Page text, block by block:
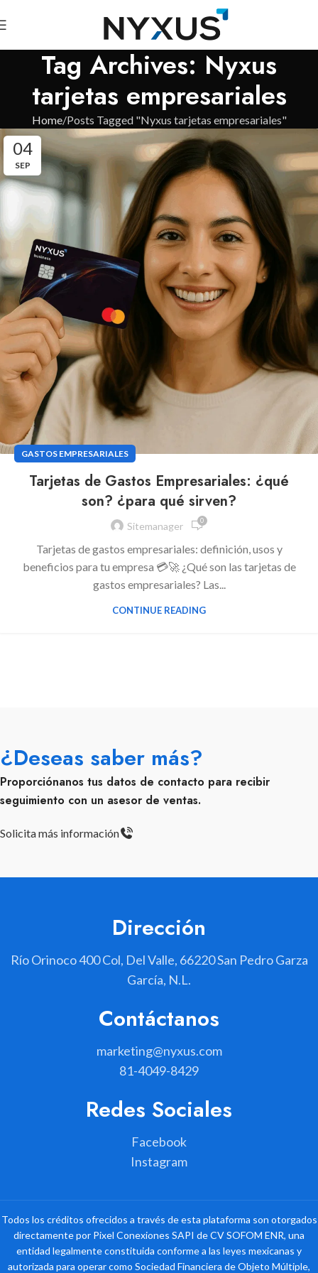
Tag Archives: Nyxus
tarjetas empresariales
Home Posts Tagged "Nyxus tarjetas empresariales"
04
SEP
GASTOS EMPRESARIALES
Tarjetas de Gastos Empresariales: ¿qué
son? ¿para qué sirven?
Sitemanager 0
Tarjetas de gastos empresariales: definición, usos y
beneficios para tu empresa 💳🚀 ¿Qué son las tarjetas de
gastos empresariales? Las...
CONTINUE READING
¿Deseas saber más?
Proporciónanos tus datos de contacto para recibir
seguimiento con un asesor de ventas.
Solicita más información
Dirección
Río Orinoco 400 Col, Del Valle, 66220 San Pedro Garza
García, N.L.
Contáctanos
marketing@nyxus.com
81-4049-8429
Redes Sociales
Facebook
Instagram
Todos los créditos ofrecidos a través de esta plataforma son otorgados
directamente por Pixel Conexiones SAPI de CV SOFOM ENR, una
entidad legalmente constituida conforme a las leyes mexicanas y
autorizada para operar como Sociedad Financiera de Objeto Múltiple,